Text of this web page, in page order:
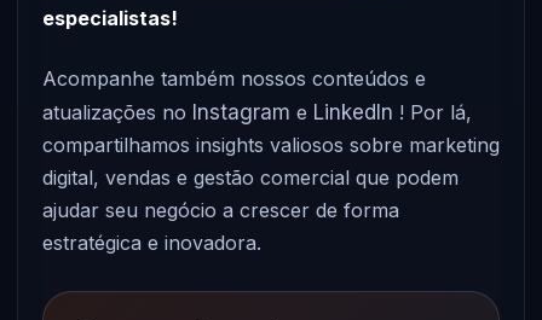
especialistas!
Acompanhe também nossos conteúdos e
atualizações no Instagram e LinkedIn ! Por lá,
compartilhamos insights valiosos sobre marketing
digital, vendas e gestão comercial que podem
ajudar seu negócio a crescer de forma
estratégica e inovadora.